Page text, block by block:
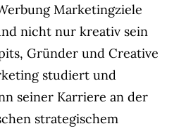
Marketingziele
nicht nur kreativ sein
Gründer und Creative
studiert und
seiner Karriere an der
strategischem